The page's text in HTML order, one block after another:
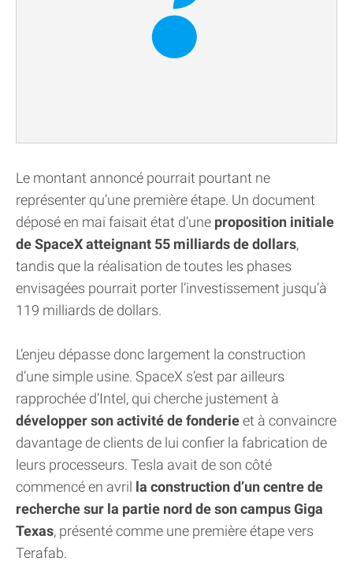
Le montant annoncé pourrait pourtant ne
représenter qu’une première étape. Un document
déposé en mai faisait état d’une proposition initiale
de SpaceX atteignant 55 milliards de dollars,
tandis que la réalisation de toutes les phases
envisagées pourrait porter l’investissement jusqu’à
119 milliards de dollars.
L’enjeu dépasse donc largement la construction
d’une simple usine. SpaceX s’est par ailleurs
rapprochée d’Intel, qui cherche justement à
développer son activité de fonderieet à convaincre
davantage de clients de lui confier la fabrication de
leurs processeurs. Tesla avait de son côté
commencé en avril la construction d’un centre de
recherche sur la partie nord de son campus Giga
Texas, présenté comme une première étape vers
Terafab.